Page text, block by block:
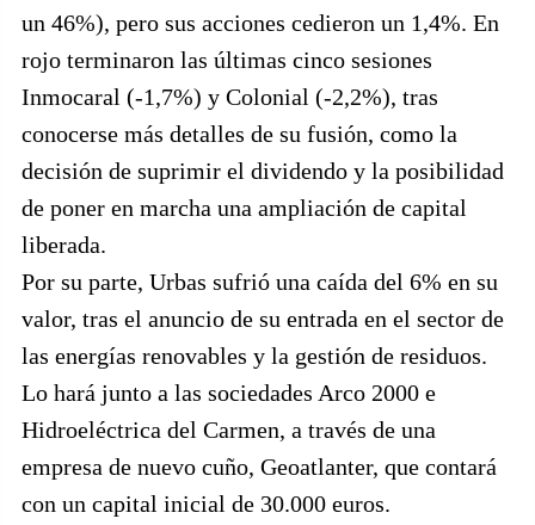
un 46%), pero sus acciones cedieron un 1,4%. En
rojo terminaron las últimas cinco sesiones
Inmocaral (-1,7%) y Colonial (-2,2%), tras
conocerse más detalles de su fusión, como la
decisión de suprimir el dividendo y la posibilidad
de poner en marcha una ampliación de capital
liberada.
Por su parte, Urbas sufrió una caída del 6% en su
valor, tras el anuncio de su entrada en el sector de
las energías renovables y la gestión de residuos.
Lo hará junto a las sociedades Arco 2000 e
Hidroeléctrica del Carmen, a través de una
empresa de nuevo cuño, Geoatlanter, que contará
con un capital inicial de 30.000 euros.